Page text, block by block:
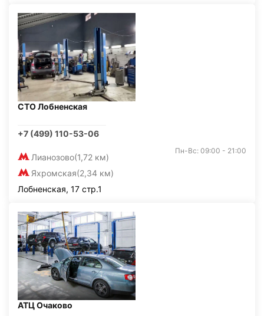
СТО Лобненская
+7 (499) 110-53-06
Лианозово(1,72 км)
Яхромская(2,34 км)
Пн-Вс: 09:00 - 21:00
Лобненская, 17 стр.1
АТЦ Очаково